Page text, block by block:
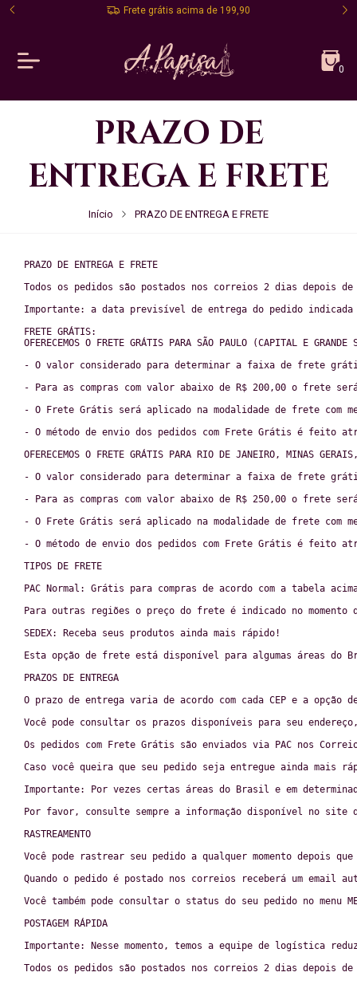
Entregamos em todo Brasil!
0
PRAZO DE
ENTREGA E FRETE
Início PRAZO DE ENTREGA E FRETE
PRAZO DE ENTREGA E FRETE
Todos os pedidos são postados nos correios 2 dias depois de
Importante: a data previsível de entrega do pedido
FRETE GRÁTIS:
OFERECEMOS O FRETE GRÁTIS PARA SÃO PAULO (CAPITAL E
- O valor considerado para determinar a faixa de frete
- Para as compras com valor abaixo de R$ 200,00 o frete
- O Frete Grátis será aplicado na modalidade de frete com
- O método de envio dos pedidos com Frete Grátis é feito
OFERECEMOS O FRETE GRÁTIS PARA RIO DE JANEIRO, MINAS
- O valor considerado para determinar a faixa de frete
- Para as compras com valor abaixo de R$ 250,00 o frete
- O Frete Grátis será aplicado na modalidade de frete com
- O método de envio dos pedidos com Frete Grátis é feito
TIPOS DE FRETE
PAC Normal: Grátis para compras de acordo com a tabela
Para outras regiões o preço do frete é indicado no momento
SEDEX: Receba seus produtos ainda mais rápido!
Esta opção de frete está disponível para algumas áreas do
PRAZOS DE ENTREGA
O prazo de entrega varia de acordo com cada CEP e a opção
Você pode consultar os prazos disponíveis para seu
Os pedidos com Frete Grátis são enviados via PAC nos
Caso você queira que seu pedido seja entregue ainda mais
Importante: Por vezes certas áreas do Brasil e em
Por favor, consulte sempre a informação disponível no site
RASTREAMENTO
Você pode rastrear seu pedido a qualquer momento depois
Quando o pedido é postado nos correios receberá um email
Você também pode consultar o status do seu pedido no
POSTAGEM RÁPIDA
Importante: Nesse momento, temos a equipe de logística
Todos os pedidos são postados nos correios 2 dias depois de